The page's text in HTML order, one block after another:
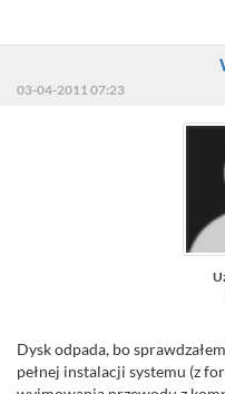
03-04-2011 07:23
Dysk odpada, bo
pełnej instalacji systemu (z